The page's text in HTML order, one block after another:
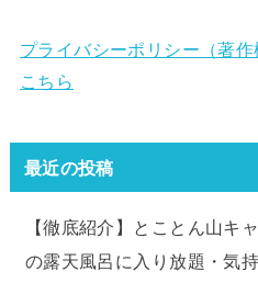
プライバシーポリシー（著
こちら
最近の投稿
【徹底紹介】とことん山キ
の露天風呂に入り放題・気